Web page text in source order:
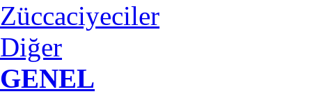
Züccaciyeciler
Diğer
GENEL